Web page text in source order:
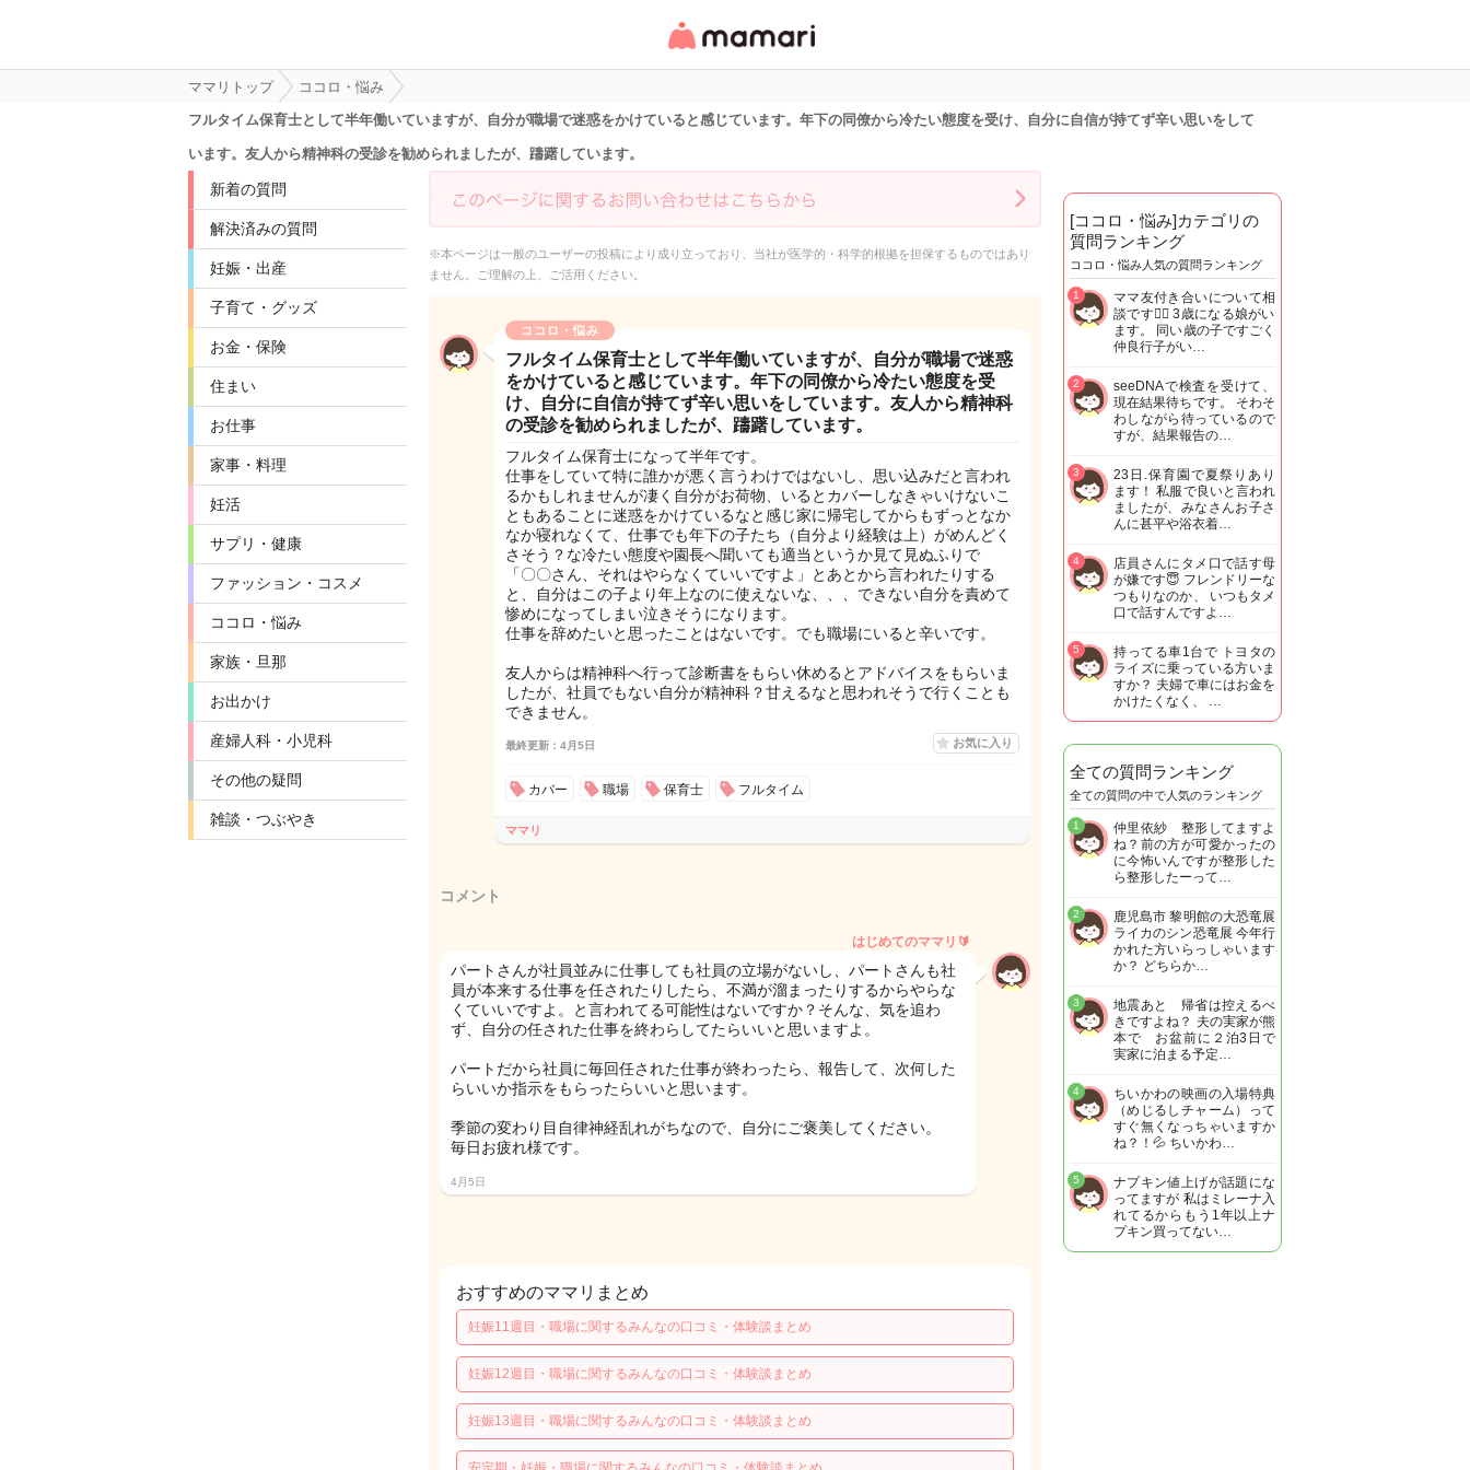
リ・情報サイト
ママリトップ
ココロ・悩み
フルタイム保育士として半年働いていますが、自分が職場で迷惑をかけていると感じています。年下の同僚から冷たい態度を受け、自分に自信が持てず辛い思いをして
います。友人から精神科の受診を勧められましたが、躊躇しています。
新着の質問
解決済みの質問
妊娠・出産
子育て・グッズ
お金・保険
住まい
お仕事
家事・料理
妊活
サプリ・健康
ファッション・コスメ
ココロ・悩み
家族・旦那
お出かけ
産婦人科・小児科
その他の疑問
雑談・つぶやき
※本ページは一般のユーザーの投稿により成り立っており、当社が医学的・科学的根拠を担保するものではあり
ません。ご理解の上、ご活用ください。
ココロ・悩み
フルタイム保育士として半年働いていますが、自分が職場で迷惑
をかけていると感じています。年下の同僚から冷たい態度を受
け、自分に自信が持てず辛い思いをしています。友人から精神科
の受診を勧められましたが、躊躇しています。
フルタイム保育士になって半年です。
仕事をしていて特に誰かが悪く言うわけではないし、思い込みだと言われ
るかもしれませんが凄く自分がお荷物、いるとカバーしなきゃいけないこ
ともあることに迷惑をかけているなと感じ家に帰宅してからもずっとなか
なか寝れなくて、仕事でも年下の子たち（自分より経験は上）がめんどく
さそう？な冷たい態度や園長へ聞いても適当というか見て見ぬふりで
「〇〇さん、それはやらなくていいですよ」とあとから言われたりする
と、自分はこの子より年上なのに使えないな、、、できない自分を責めて
惨めになってしまい泣きそうになります。
仕事を辞めたいと思ったことはないです。でも職場にいると辛いです。
友人からは精神科へ行って診断書をもらい休めるとアドバイスをもらいま
したが、社員でもない自分が精神科？甘えるなと思われそうで行くことも
できません。
最終更新：4月5日 お気に入り
カバー 職場 保育士 フルタイム
ママリ
コメント
はじめてのママリ🔰
パートさんが社員並みに仕事しても社員の立場がないし、パートさんも社
員が本来する仕事を任されたりしたら、不満が溜まったりするからやらな
くていいですよ。と言われてる可能性はないですか？そんな、気を追わ
ず、自分の任された仕事を終わらしてたらいいと思いますよ。
パートだから社員に毎回任された仕事が終わったら、報告して、次何した
らいいか指示をもらったらいいと思います。
季節の変わり目自律神経乱れがちなので、自分にご褒美してください。
毎日お疲れ様です。
4月5日
おすすめのママリまとめ
妊娠11週目・職場に関するみんなの口コミ・体験談まとめ
妊娠12週目・職場に関するみんなの口コミ・体験談まとめ
妊娠13週目・職場に関するみんなの口コミ・体験談まとめ
[ココロ・悩み]カテゴリの
質問ランキング
ココロ・悩み人気の質問ランキング
ママ友付き合いについて相
談です🙇‍♂️ 3歳になる娘がい
ます。 同い歳の子ですごく
仲良行子がい…
1
seeDNAで検査を受けて、
現在結果待ちです。 そわそ
わしながら待っているので
すが、結果報告の…
2
23日.保育園で夏祭りあり
ます！ 私服で良いと言われ
ましたが、みなさんお子さ
んに甚平や浴衣着…
3
店員さんにタメ口で話す母
が嫌です😇 フレンドリーな
つもりなのか、 いつもタメ
口で話すんですよ…
4
持ってる車1台で トヨタの
ライズに乗っている方いま
すか？ 夫婦で車にはお金を
かけたくなく、 …
5
全ての質問ランキング
全ての質問の中で人気のランキング
仲里依紗 整形してますよ
ね？前の方が可愛かったの
に今怖いんですが整形した
ら整形したーって…
1
鹿児島市 黎明館の大恐竜展
ライカのシン恐竜展 今年行
かれた方いらっしゃいます
か？ どちらか…
2
地震あと 帰省は控えるべ
きですよね？ 夫の実家が熊
本で お盆前に２泊3日で
実家に泊まる予定…
3
ちいかわの映画の入場特典
（めじるしチャーム）って
すぐ無くなっちゃいますか
ね？！💦 ちいかわ…
4
ナプキン値上げが話題にな
ってますが 私はミレーナ入
れてるからもう1年以上ナ
プキン買ってない…
5